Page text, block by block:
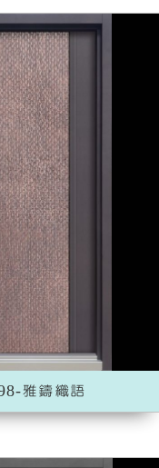
雅鑄織語
加入收藏